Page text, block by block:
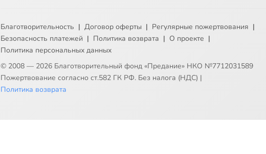
Благотворительность | Договор оферты | Регулярные пожертвования |
Безопасность платежей | Политика возврата | О проекте |
Политика персональных данных
© 2008 — 2026 Благотворительный фонд «Предание» НКО №7712031589
Пожертвование согласно ст.582 ГК РФ. Без налога (НДС) |
Политика возврата